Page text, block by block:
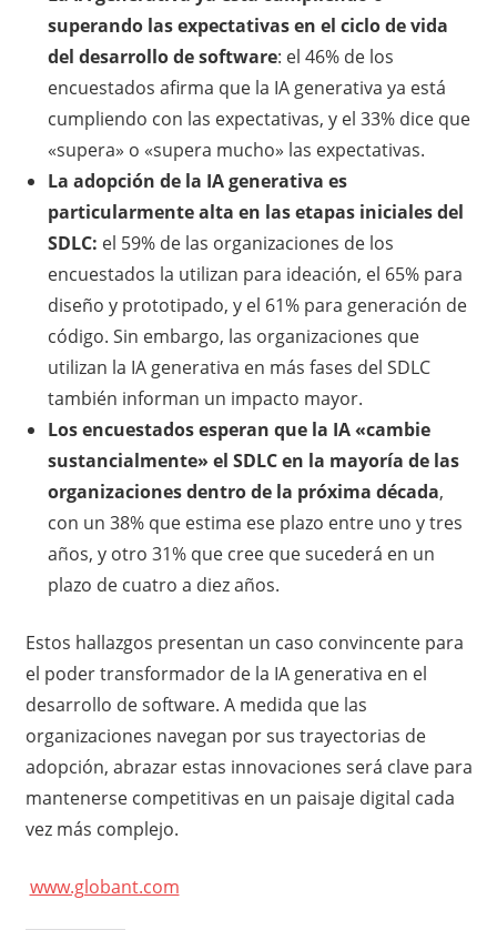
superando las expectativas en el ciclo de vida
del desarrollo de software: el 46% de los
encuestados afirma que la IA generativa ya está
cumpliendo con las expectativas, y el 33% dice que
«supera» o «supera mucho» las expectativas.
La adopción de la IA generativa es
particularmente alta en las etapas iniciales del
SDLC: el 59% de las organizaciones de los
encuestados la utilizan para ideación, el 65% para
diseño y prototipado, y el 61% para generación de
código. Sin embargo, las organizaciones que
utilizan la IA generativa en más fases del SDLC
también informan un impacto mayor.
Los encuestados esperan que la IA «cambie
sustancialmente» el SDLC en la mayoría de las
organizaciones dentro de la próxima década,
con un 38% que estima ese plazo entre uno y tres
años, y otro 31% que cree que sucederá en un
plazo de cuatro a diez años.
Estos hallazgos presentan un caso convincente para
el poder transformador de la IA generativa en el
desarrollo de software. A medida que las
organizaciones navegan por sus trayectorias de
adopción, abrazar estas innovaciones será clave para
mantenerse competitivas en un paisaje digital cada
vez más complejo.
www.globant.com